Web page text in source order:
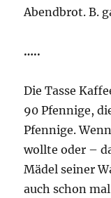
Abendbrot. B.
…..
Die Tasse
90 Pfennige,
Pfennige.
wollte oder –
Mädel seiner
auch schon